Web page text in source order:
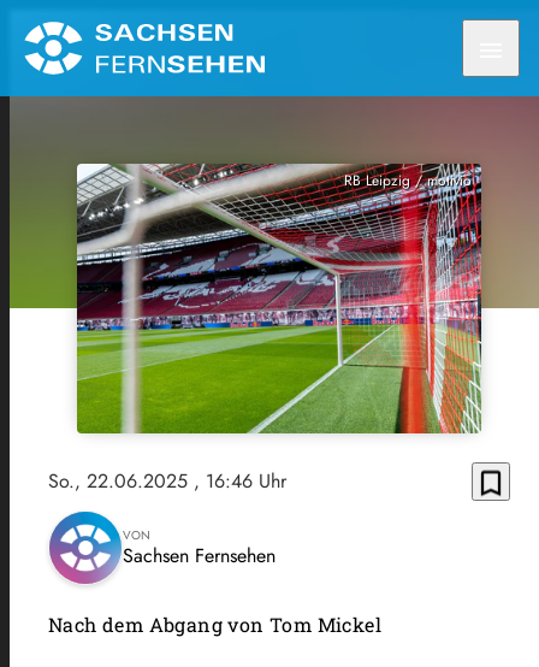
RB Leipzig / motivio
So., 22.06.2025 , 16:46 Uhr bookmark_border
VON
Sachsen Fernsehen
Nach dem Abgang von Tom Mickel